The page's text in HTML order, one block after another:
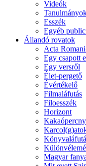
Videók
Esszék
Egyéb
Állandó rovatok
Acta
Egy csapott
Egy versről
Élet-pergető
Évértékelő
Filmaláfutás
Filoesszék
Horizont
Magyar